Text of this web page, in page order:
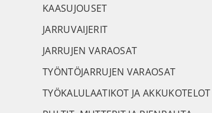
KAASUJOUSET
JARRUVAIJERIT
JARRUJEN VARAOSAT
TYÖNTÖJARRUJEN VARAOSAT
TYÖKALULAATIKOT JA AKKUKOTELOT